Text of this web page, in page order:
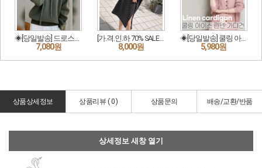
상품상세정보 상품리뷰 ( 0) 상품문의 배송/교환/반품
상세정보 새창 열기